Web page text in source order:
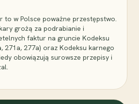
to w Polsce poważne przestępstwo.
grożą za podrabianie i
faktur na gruncie Kodeksu
271a, 277a) oraz Kodeksu karnego
obowiązują surowsze przepisy i